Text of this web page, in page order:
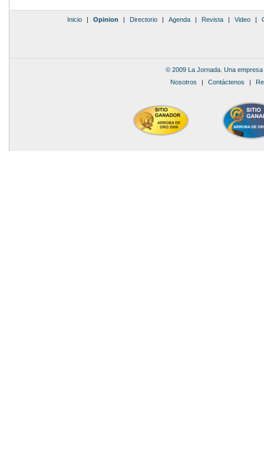
Inicio | Opinion | Directorio | Agenda | Revista | Video |
© 2009 La Jornada. Una
Nosotros | Contáctenos |